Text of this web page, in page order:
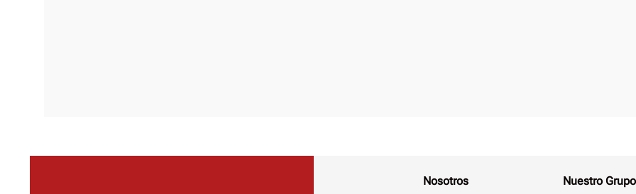
Nosotros Nuestro Grupo